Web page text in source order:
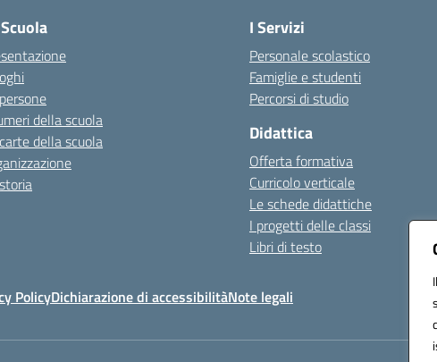
della scuola
della scuola
I Servizi
Personale scolastico
Famiglie e studenti
Percorsi di studio
Didattica
Offerta formativa
Curricolo verticale
Le schede didattiche
I progetti delle classi
Libri di testo
PolicyDichiarazione di accessibilitàNote legali